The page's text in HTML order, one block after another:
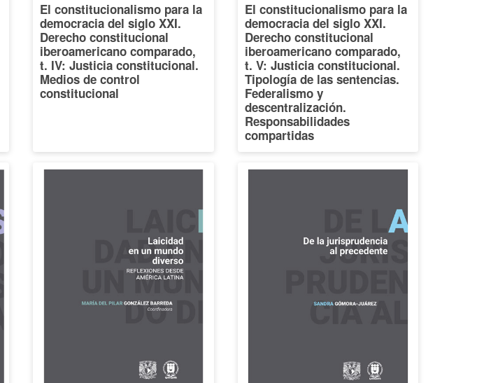
El constitucionalismo para la
democracia del siglo XXI.
Derecho constitucional
iberoamericano comparado,
t. IV: Justicia constitucional.
Medios de control
constitucional
El constitucionalismo para la
democracia del siglo XXI.
Derecho constitucional
iberoamericano comparado,
t. V: Justicia constitucional.
Tipología de las sentencias.
Federalismo y
descentralización.
Responsabilidades
compartidas